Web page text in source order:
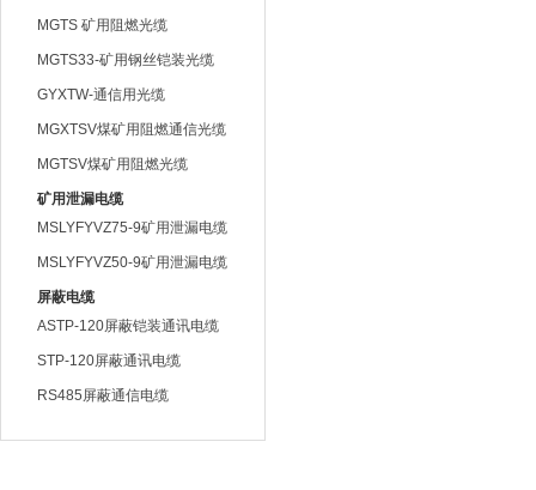
光缆
MGTS 矿用阻燃光缆
MGTS33-矿用钢丝铠装光缆
GYXTW-通信用光缆
MGXTSV煤矿用阻燃通信光缆
MGTSV煤矿用阻燃光缆
矿用泄漏电缆
MSLYFYVZ75-9矿用泄漏电缆
MSLYFYVZ50-9矿用泄漏电缆
屏蔽电缆
ASTP-120屏蔽铠装通讯电缆
STP-120屏蔽通讯电缆
RS485屏蔽通信电缆